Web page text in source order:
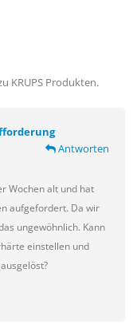
KRUPS Produkten.
Antworten
Wochen alt und hat
aufgefordert. Da wir
ungewöhnlich. Kann
einstellen und